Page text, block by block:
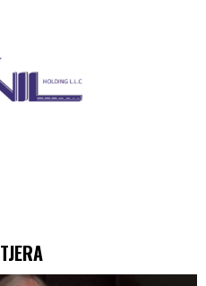
TJERA